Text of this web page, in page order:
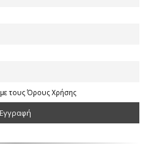
τους Όρους Χρήσης